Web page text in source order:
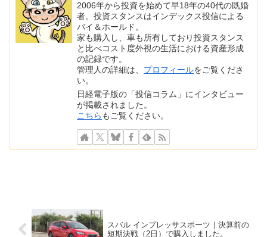
2006年から投資を始めて早18年の40代の既婚
者。投資スタンスはインデックス投信による
バイ＆ホールド。
家も購入し、車も所有しており投資スタンス
と比べコスト度外視の生活における資産形成
の記録です。
管理人の詳細は、 プロフィールをご覧くださ
い。
日経電子版の「投信コラム」にインタビュー
が掲載されました。
こちら もご覧ください。
スバル インプレッサスポーツ｜決算前の
短期決戦（2日）で購入しました。